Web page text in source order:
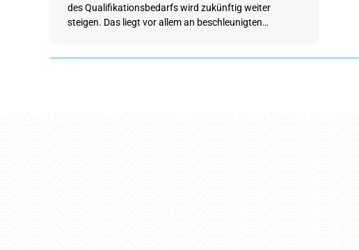
des Qualifikationsbedarfs wird zukünftig weiter
steigen. Das liegt vor allem an beschleunigten…